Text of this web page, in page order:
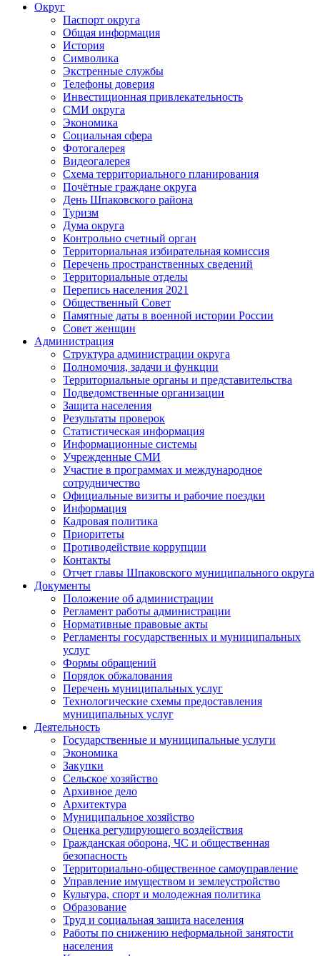
Округ
Паспорт округа
Общая информация
История
Символика
Экстренные службы
Телефоны доверия
Инвестиционная привлекательность
СМИ округа
Экономика
Социальная сфера
Фотогалерея
Видеогалерея
Схема территориального планирования
Почётные граждане округа
День Шпаковского района
Туризм
Дума округа
Контрольно счетный орган
Территориальная избирательная комиссия
Перечень пространственных сведений
Территориальные отделы
Перепись населения 2021
Общественный Совет
Памятные даты в военной истории России
Совет женщин
Администрация
Структура администрации округа
Полномочия, задачи и функции
Территориальные органы и представительства
Подведомственные организации
Защита населения
Результаты проверок
Статистическая информация
Информационные системы
Учрежденные СМИ
Участие в программах и международное
сотрудничество
Официальные визиты и рабочие поездки
Информация
Кадровая политика
Приоритеты
Противодействие коррупции
Контакты
Отчет главы Шпаковского муниципального округа
Документы
Положение об администрации
Регламент работы администрации
Нормативные правовые акты
Регламенты государственных и муниципальных
услуг
Формы обращений
Порядок обжалования
Перечень муниципальных услуг
Технологические схемы предоставления
муниципальных услуг
Деятельность
Государственные и муниципальные услуги
Экономика
Закупки
Сельское хозяйство
Архивное дело
Архитектура
Муниципальное хозяйство
Оценка регулирующего воздействия
Гражданская оборона, ЧС и общественная
безопасность
Территориально-общественное самоуправление
Управление имуществом и землеустройство
Культура, спорт и молодежная политика
Образование
Труд и социальная защита населения
Работы по снижению неформальной занятости
населения